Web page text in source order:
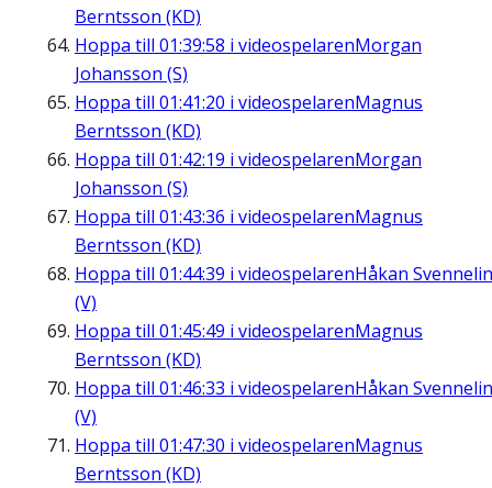
Berntsson (KD)
Hoppa till 01:39:58 i videospelarenMorgan
Johansson (S)
Hoppa till 01:41:20 i videospelarenMagnus
Berntsson (KD)
Hoppa till 01:42:19 i videospelarenMorgan
Johansson (S)
Hoppa till 01:43:36 i videospelarenMagnus
Berntsson (KD)
Hoppa till 01:44:39 i videospelarenHåkan
(V)
Hoppa till 01:45:49 i videospelarenMagnus
Berntsson (KD)
Hoppa till 01:46:33 i videospelarenHåkan
(V)
Hoppa till 01:47:30 i videospelarenMagnus
Berntsson (KD)